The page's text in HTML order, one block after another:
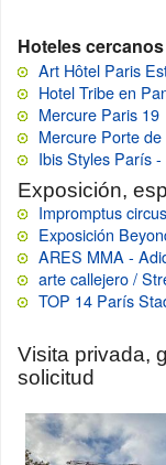
Hoteles
Art Hôtel Paris
Hotel Tribe en
Mercure Paris 19
Mercure Porte de
Ibis Styles París
Exposición,
Impromptus
Exposición
ARES MMA -
arte callejero /
TOP 14 París
Visita privada,
solicitud